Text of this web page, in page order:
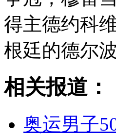
得主德约科
根廷的德尔
相关报道：
奥运男子